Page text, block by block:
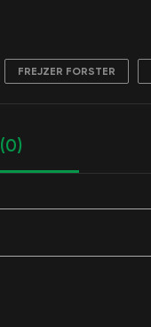
FREJZER FORSTER
(0)